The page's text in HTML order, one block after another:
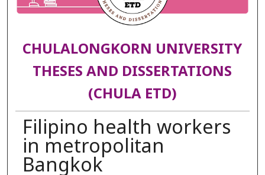
CHULALONGKORN UNIVERSITY
THESES AND DISSERTATIONS
(CHULA ETD)
Filipino health workers
in metropolitan
Bangkok